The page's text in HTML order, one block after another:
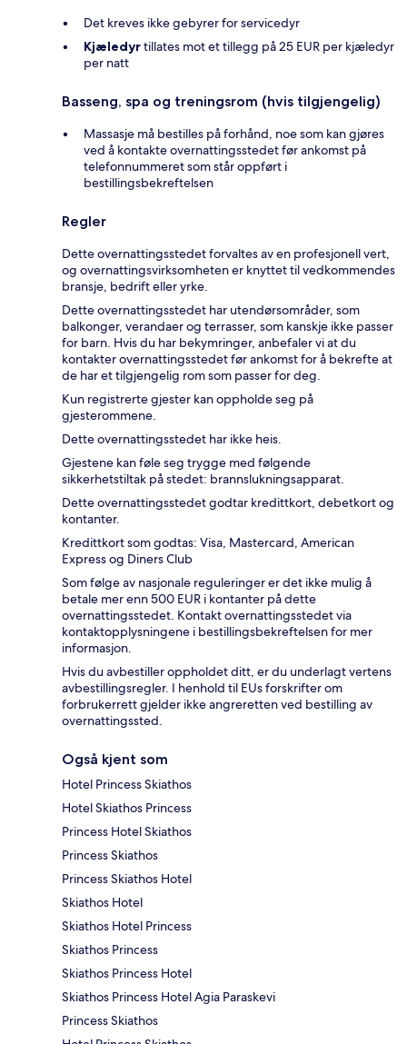
Det kreves ikke gebyrer for servicedyr
Kjæledyrtillates mot et tillegg på 25 EUR per kjæledyr
per natt
Basseng, spa og treningsrom (hvis tilgjengelig)
Massasje må bestilles på forhånd, noe som kan gjøres
ved å kontakte overnattingsstedet før ankomst på
telefonnummeret som står oppført i
bestillingsbekreftelsen
Regler
Dette overnattingsstedet forvaltes av en profesjonell vert,
og overnattingsvirksomheten er knyttet til vedkommendes
bransje, bedrift eller yrke.
Dette overnattingsstedet har utendørsområder, som
balkonger, verandaer og terrasser, som kanskje ikke passer
for barn. Hvis du har bekymringer, anbefaler vi at du
kontakter overnattingsstedet før ankomst for å bekrefte at
de har et tilgjengelig rom som passer for deg.
Kun registrerte gjester kan oppholde seg på
gjesterommene.
Dette overnattingsstedet har ikke heis.
Gjestene kan føle seg trygge med følgende
sikkerhetstiltak på stedet: brannslukningsapparat.
Dette overnattingsstedet godtar kredittkort, debetkort og
kontanter.
Kredittkort som godtas: Visa, Mastercard, American
Express og Diners Club
Som følge av nasjonale reguleringer er det ikke mulig å
betale mer enn 500 EUR i kontanter på dette
overnattingsstedet. Kontakt overnattingsstedet via
kontaktopplysningene i bestillingsbekreftelsen for mer
informasjon.
Hvis du avbestiller oppholdet ditt, er du underlagt vertens
avbestillingsregler. I henhold til EUs forskrifter om
forbrukerrett gjelder ikke angreretten ved bestilling av
overnattingssted.
Også kjent som
Hotel Princess Skiathos
Hotel Skiathos Princess
Princess Hotel Skiathos
Princess Skiathos
Princess Skiathos Hotel
Skiathos Hotel
Skiathos Hotel Princess
Skiathos Princess
Skiathos Princess Hotel
Skiathos Princess Hotel Agia Paraskevi
Princess Skiathos